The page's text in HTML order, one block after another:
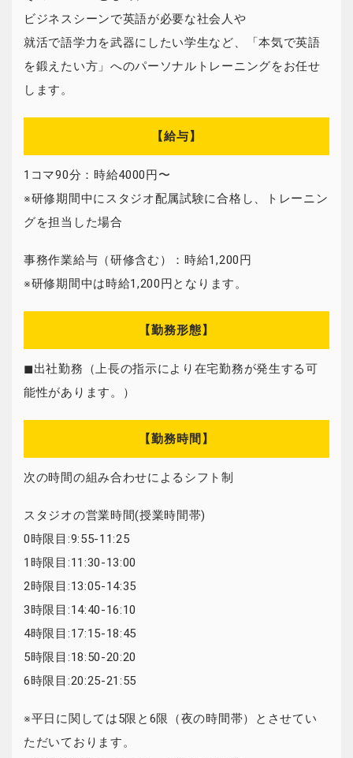
ビジネスシーンで英語が必要な社会人や
就活で語学力を武器にしたい学生など、「本気で英語
を鍛えたい方」へのパーソナルトレーニングをお任せ
します。
【給与】
1コマ90分：時給4000円〜
※研修期間中にスタジオ配属試験に合格し、トレーニン
グを担当した場合
事務作業給与（研修含む）：時給1,200円
※研修期間中は時給1,200円となります。
【勤務形態】
◼出社勤務（上長の指示により在宅勤務が発生する可
能性があります。）
【勤務時間】
次の時間の組み合わせによるシフト制
スタジオの営業時間(授業時間帯)
0時限目:9:55-11:25
1時限目:11:30-13:00
2時限目:13:05-14:35
3時限目:14:40-16:10
4時限目:17:15-18:45
5時限目:18:50-20:20
6時限目:20:25-21:55
※平日に関しては5限と6限（夜の時間帯）とさせてい
ただいております。